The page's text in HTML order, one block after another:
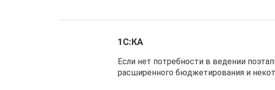
1С:КА
Если нет потребности в ведении
расширенного бюджетирования и